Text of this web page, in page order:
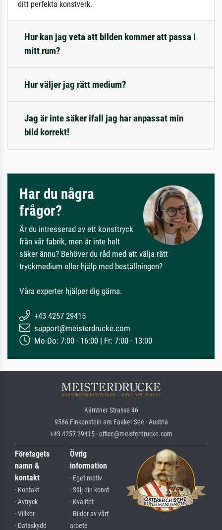
ditt perfekta konstverk.
Hur kan jag veta att bilden kommer att passa i
mitt rum?
Hur väljer jag rätt medium?
Jag är inte säker ifall jag har anpassat min
bild korrekt!
Har du några
frågor?
Är du intresserad av ett konsttryck
från vår fabrik, men är inte helt
säker ännu? Behöver du råd med att välja rätt
tryckmedium eller hjälp med beställningen?
Våra experter hjälper dig gärna.
+43 4257 29415
support@meisterdrucke.com
Mo-Do: 7:00 - 16:00 | Fr: 7:00 - 13:00
Kärntner Strasse 46
9586 Finkenstein am Faaker See · Austria
+43 4257 29415 · office@meisterdrucke.com
Företagets
namn &
kontakt
· Kontakt
· Avtryck
· Villkor
· Dataskydd
Övrig
information
· Eget motiv
· Sälj din konst
· Kvalitet
· Bilder av vårt
arbete